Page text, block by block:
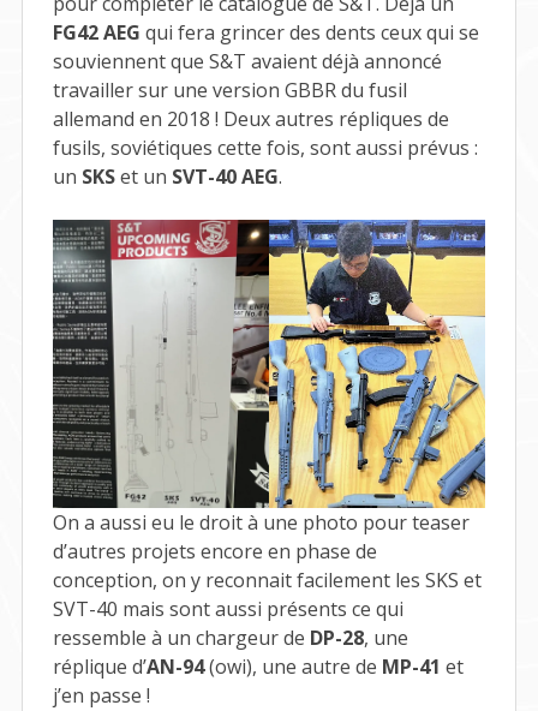
FG42 AEG qui fera grincer des dents ceux qui se
souviennent que S&T avaient déjà annoncé
travailler sur une version GBBR du fusil
allemand en 2018 ! Deux autres répliques de
fusils, soviétiques cette fois, sont aussi prévus :
un SKSet un SVT-40 AEG.
On a aussi eu le droit à une photo pour teaser
d’autres projets encore en phase de
conception, on y reconnait facilement les SKS et
SVT-40 mais sont aussi présents ce qui
ressemble à un chargeur de DP-28, une
réplique d’AN-94(owi), une autre de MP-41 et
j’en passe !